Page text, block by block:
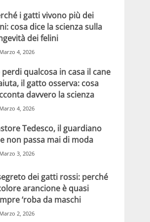
i gatti vivono più dei
cosa dice la scienza sulla
dei felini
Marzo 4, 2026
perdi qualcosa in casa il cane
il gatto osserva: cosa
davvero la scienza
Marzo 4, 2026
Tedesco, il guardiano
non passa mai di moda
Marzo 3, 2026
dei gatti rossi: perché
arancione è quasi
‘roba da maschi
Marzo 2, 2026